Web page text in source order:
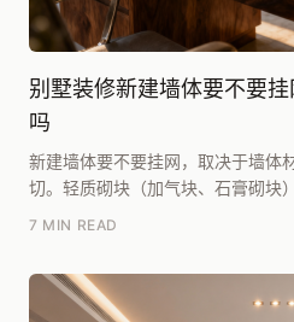
别墅装修新建墙体要不要
吗
新建墙体要不要挂网，取决于墙体
切。轻质砌块（加气块、石膏砌块
7 MIN READ